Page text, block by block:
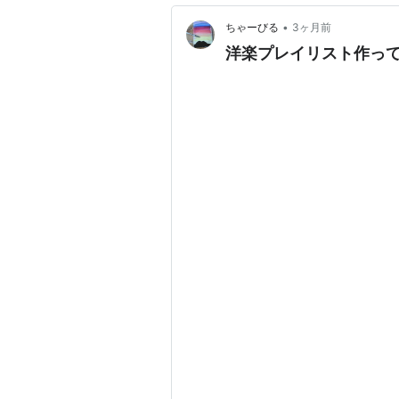
ちゃーびる • 3ヶ月前
洋楽プレイリスト作っ